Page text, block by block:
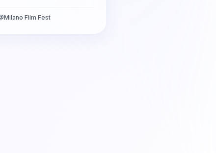
Milano Film Fest